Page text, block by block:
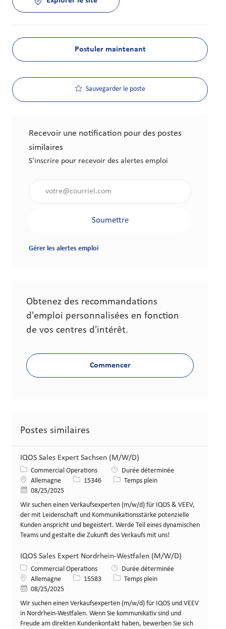
Postuler maintenant
Sauvegarder le poste
Recevoir une notification pour des postes
similaires
S'inscrire pour recevoir des alertes emploi
Soumettre
Gérer les alertes emploi
Obtenez des recommandations
d'emploi personnalisées en fonction
de vos centres d'intérêt.
Commencer
Postes similaires
IQOS Sales Expert Sachsen (M/W/D)
Catégorie
Commercial Operations
Durée déterminée
LieuAllemagne Identifiant de poste
15346 Type de poste
Temps plein
Date de publication
08/25/2025
Wir suchen einen Verkaufsexperten (m/w/d) für IQOS & VEEV,
der mit Leidenschaft und Kommunikationsstärke potenzielle
Kunden anspricht und begeistert. Werde Teil eines dynamischen
Teams und gestalte die Zukunft des Verkaufs mit uns!
IQOS Sales Expert Nordrhein-Westfalen (M/W/D)
Catégorie
Commercial Operations
Durée déterminée
LieuAllemagne Identifiant de poste
15583 Type de poste
Temps plein
Date de publication
08/25/2025
Wir suchen einen Verkaufsexperten (m/w/d) für IQOS und VEEV
in Nordrhein-Westfalen. Wenn Sie kommunikativ sind und
Freude am direkten Kundenkontakt haben, bewerben Sie sich